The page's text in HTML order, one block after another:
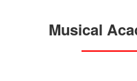
Musical